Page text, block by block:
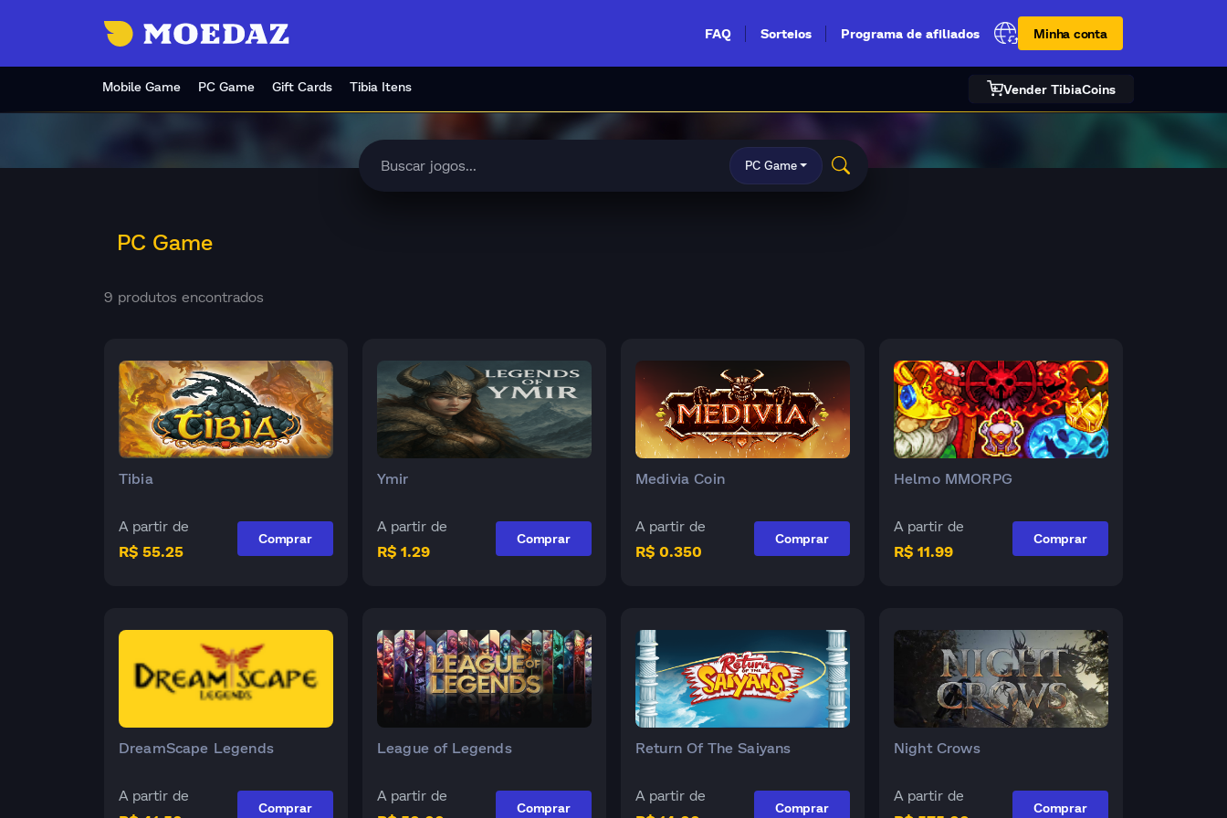
FAQ Sorteios Programa de afiliados Minha conta
Mobile Game PC Game Gift Cards Tibia Itens Vender TibiaCoins
PC Game
PC Game
9 produtos encontrados
Tibia
A partir de
R$ 55.25
Comprar
Ymir
A partir de
R$ 1.29
Comprar
Medivia Coin
A partir de
R$ 0.350
Comprar
Helmo MMORPG
A partir de
R$ 11.99
Comprar
DreamScape Legends
A partir de
Comprar
League of Legends
A partir de
Comprar
Return Of The Saiyans
A partir de
Comprar
Night Crows
A partir de
Comprar